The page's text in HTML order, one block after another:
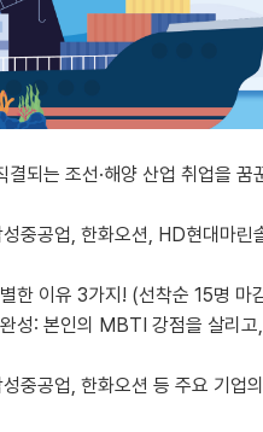
결되는 조선·해양 산업 취업을
중공업, 한화오션, HD현대마
한 이유 3가지! (선착순 15명 마
성: 본인의 MBTI 강점을 살리고
중공업, 한화오션 등 주요 기업